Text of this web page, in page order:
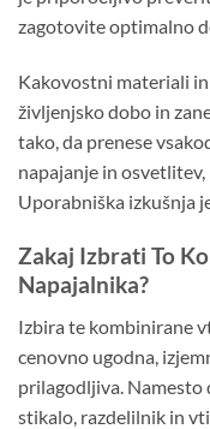
zagotovite optimalno
Kakovostni materiali
življenjsko dobo in
tako, da prenese
napajanje in
Uporabniška izkušnja
Zakaj Izbrati To
Napajalnika?
Izbira te kombinirane
cenovno ugodna,
prilagodljiva. Namesto
stikalo, razdelilnik in